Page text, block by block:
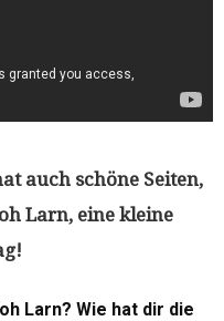
auch schöne Seiten,
Larn, eine kleine
Larn? Wie hat dir die